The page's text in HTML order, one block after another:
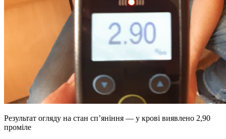
Результат огляду на стан сп’яніння — у крові виявлено 2,90
проміле